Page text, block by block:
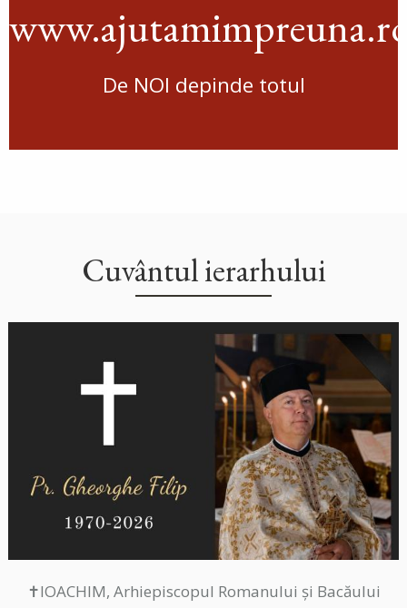
De NOI depinde totul
Cuvântul ierarhului
✝IOACHIM, Arhiepiscopul Romanului și Bacăului